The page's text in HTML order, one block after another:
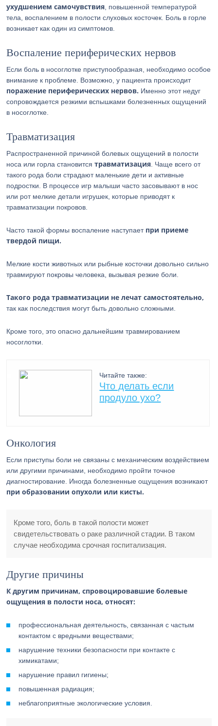
ухудшением самочувствия , повышенной температурой
тела, воспалением в полости слуховых косточек. Боль в горле
возникает как один из симптомов.
Воспаление периферических нервов
Если боль в носоглотке приступообразная, необходимо особое
внимание к проблеме. Возможно, у пациента происходит
поражение периферических нервов. Именно этот недуг
сопровождается резкими вспышками болезненных ощущений
в носоглотке.
Травматизация
Распространенной причиной болевых ощущений в полости
носа или горла становитсятравматизация . Чаще всего от
такого рода боли страдают маленькие дети и активные
подростки. В процессе игр малыши часто засовывают в нос
или рот мелкие детали игрушек, которые приводят к
травматизации покровов.
Часто такой формы воспаление наступает при приеме
твердой пищи.
Мелкие кости животных или рыбные косточки довольно сильно
травмируют покровы человека, вызывая резкие боли.
Такого рода травматизации не лечат самостоятельно,
так как последствия могут быть довольно сложными.
Кроме того, это опасно дальнейшим травмированием
носоглотки.
Читайте также:
Что делать если
продуло ухо?
Онкология
Если приступы боли не связаны с механическим воздействием
или другими причинами, необходимо пройти точное
диагностирование. Иногда болезненные ощущения возникают
при образовании опухоли или кисты.
Кроме того, боль в такой полости может
свидетельствовать о раке различной стадии. В таком
случае необходима срочная госпитализация.
Другие причины
К другим причинам, спровоцировавшие болевые
ощущения в полости носа, относят:
профессиональная деятельность, связанная с частым
контактом с вредными веществами;
нарушение техники безопасности при контакте с
химикатами;
нарушение правил гигиены;
повышенная радиация;
неблагоприятные экологические условия.